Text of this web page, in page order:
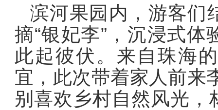
滨河果园内，游客们
摘“银妃李”，沉浸式
此起彼伏。来自珠海
宜，此次带着家人前来
别喜欢乡村自然风光